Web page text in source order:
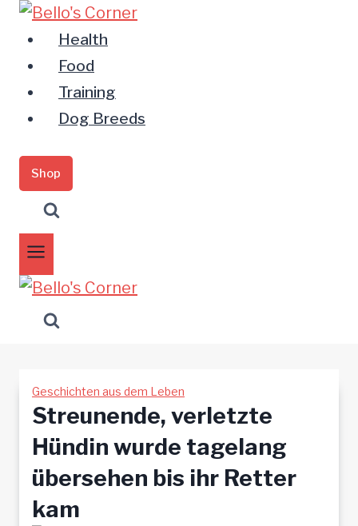
Zum
Inhalt
springen
Health
Food
Training
Dog Breeds
Shop
Geschichten aus dem Leben
Streunende, verletzte
Hündin wurde tagelang
übersehen bis ihr Retter
kam